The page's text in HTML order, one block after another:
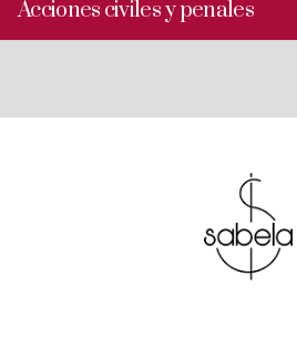
Acciones civiles y penales